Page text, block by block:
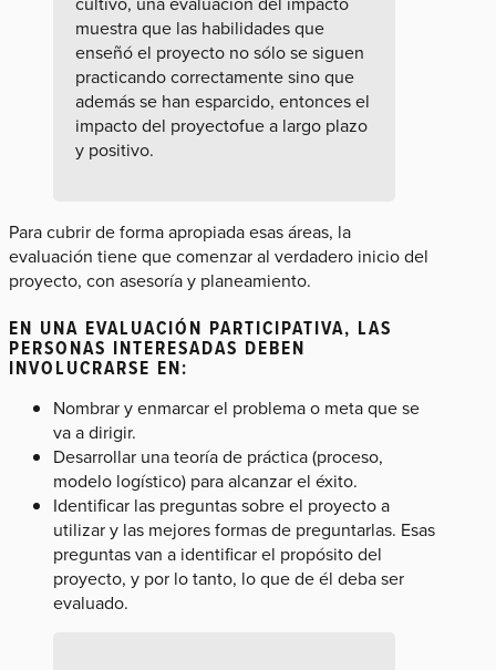
muestra que las habilidades que
enseñó el proyecto no sólo se siguen
practicando correctamente sino que
además se han esparcido, entonces el
impacto del proyectofue a largo plazo
y positivo.
Para cubrir de forma apropiada esas áreas, la
evaluación tiene que comenzar al verdadero inicio del
proyecto, con asesoría y planeamiento.
EN UNA EVALUACIÓN PARTICIPATIVA, LAS
PERSONAS INTERESADAS DEBEN
INVOLUCRARSE EN:
Nombrar y enmarcar el problema o meta que se
va a dirigir.
Desarrollar una teoría de práctica (proceso,
modelo logístico) para alcanzar el éxito.
Identificar las preguntas sobre el proyecto a
utilizar y las mejores formas de preguntarlas. Esas
preguntas van a identificar el propósito del
proyecto, y por lo tanto, lo que de él deba ser
evaluado.